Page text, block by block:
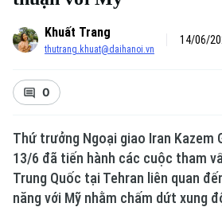
Khuất Trang
thutrang.khuat@daihanoi.vn
14/06/
0
Thứ trưởng Ngoại giao Iran Kazem
13/6 đã tiến hành các cuộc tham
Trung Quốc tại Tehran liên quan
năng với Mỹ nhằm chấm dứt xung